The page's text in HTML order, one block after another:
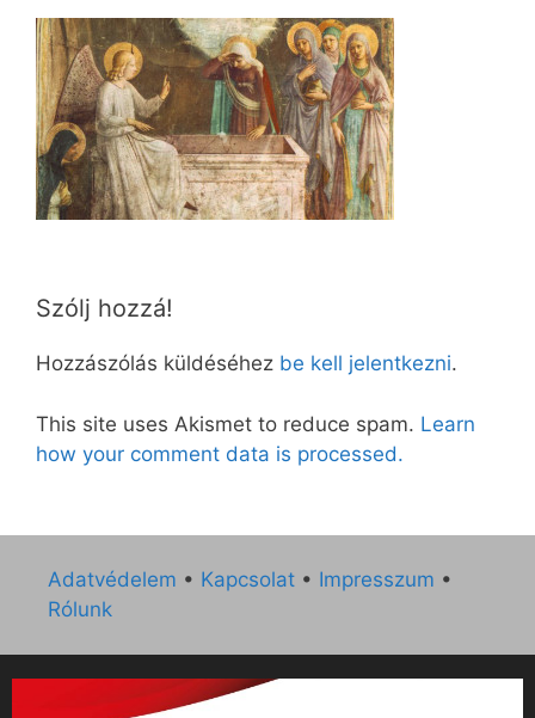
Szólj hozzá!
Hozzászólás küldéséhez be kell jelentkezni.
This site uses Akismet to reduce spam. Learn
how your comment data is processed.
Adatvédelem • Kapcsolat • Impresszum •
Rólunk